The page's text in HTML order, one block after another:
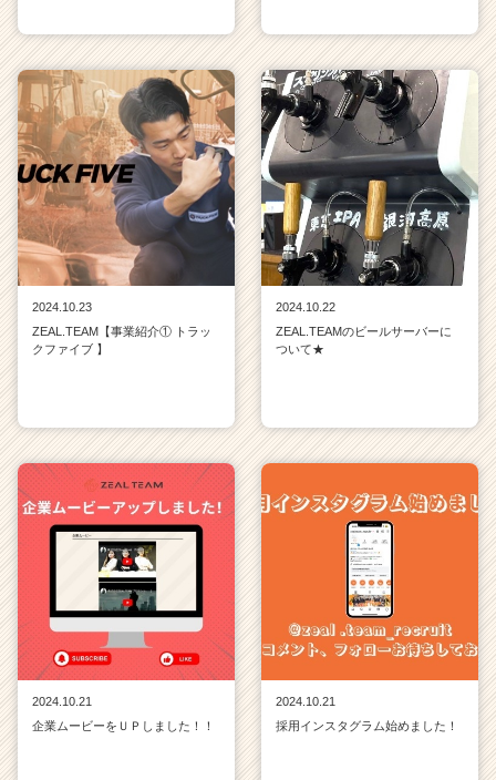
2024.10.23
ZEAL.TEAM【事業紹介① トラッ
クファイブ 】
2024.10.22
ZEAL.TEAMのビールサーバーに
ついて★
2024.10.21
企業ムービーをＵＰしました！！
2024.10.21
採用インスタグラム始めました！